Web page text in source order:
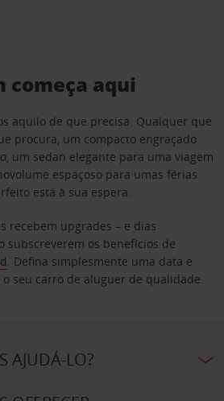
começa aqui
aquilo de que precisa. Qualquer que
procura, um compacto engraçado
um sedan elegante para uma viagem
espaçoso para umas férias
está à sua espera.
recebem upgrades – e dias
subscreverem os benefícios de
. Defina simplesmente uma data e
seu carro de aluguer de qualidade.
AJUDÁ-LO?